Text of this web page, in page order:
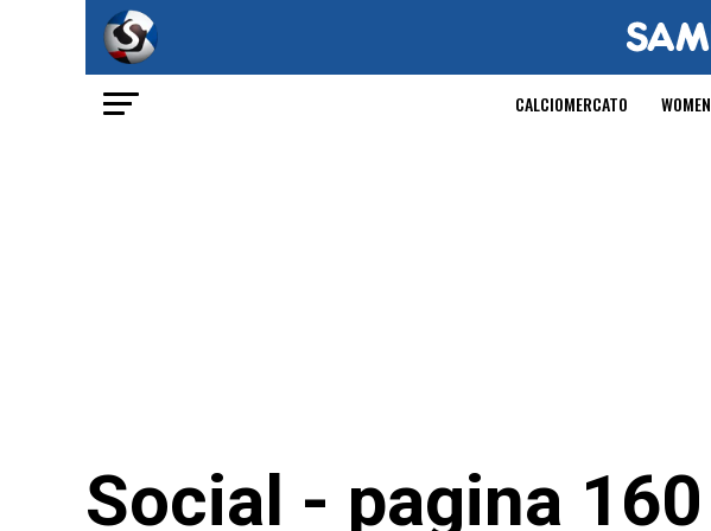
CALCIOMERCATO WOMEN
Social - pagina 160